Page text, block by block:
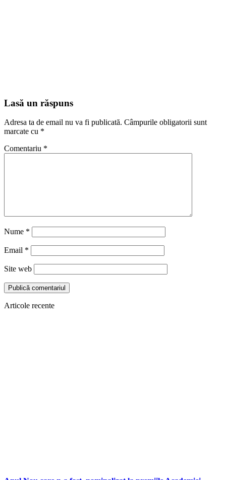
Lasă un răspuns
Adresa ta de email nu va fi publicată. Câmpurile obligatorii sunt
marcate cu *
Comentariu *
Nume *
Email *
Site web
Articole recente